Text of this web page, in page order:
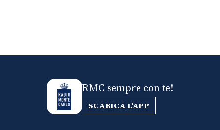
RMC sempre con te!
SCARICA L'APP